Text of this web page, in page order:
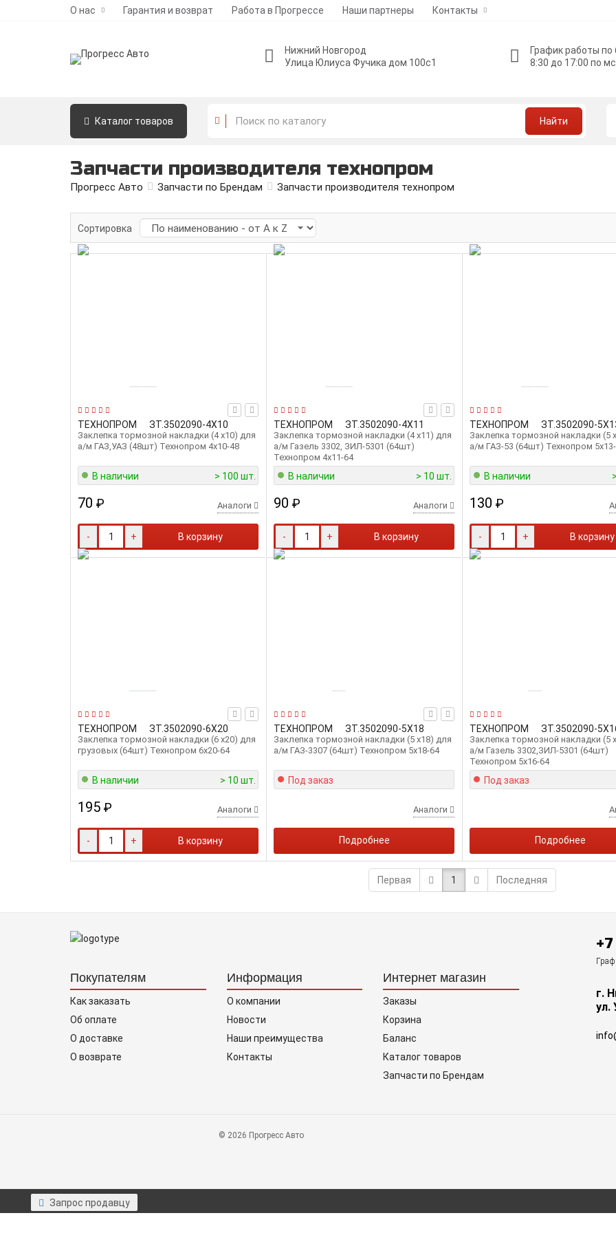
О нас Гарантия и возврат Работа в Прогрессе Наши партнеры Контакты
Нижний Новгород
Улица Юлиуса Фучика дом 100с1
График работы по
8:30 до 17:00 по
Каталог товаров Найти
Запчасти производителя технопром
Прогресс Авто Запчасти по Брендам Запчасти производителя технопром
Сортировка
ТЕХНОПРОМ ЗТ.3502090-4Х10
Заклепка тормозной накладки (4 x10) для
а/м ГАЗ,УАЗ (48шт) Технопром 4х10-48
В наличии > 100 шт.
70 ₽ Аналоги
- + В корзину
ТЕХНОПРОМ ЗТ.3502090-4Х11
Заклепка тормозной накладки (4 х11) для
а/м Газель 3302, ЗИЛ-5301 (64шт)
Технопром 4х11-64
В наличии > 10 шт.
90 ₽ Аналоги
- + В корзину
ТЕХНОПРОМ ЗТ.3502090-
Заклепка тормозной накладки (5
а/м ГАЗ-53 (64шт) Технопром
В наличии
130 ₽
- + В корзину
ТЕХНОПРОМ ЗТ.3502090-6Х20
Заклепка тормозной накладки (6 x20) для
грузовых (64шт) Технопром 6х20-64
В наличии > 10 шт.
195 ₽ Аналоги
- + В корзину
ТЕХНОПРОМ ЗТ.3502090-5Х18
Заклепка тормозной накладки (5 x18) для
а/м ГАЗ-3307 (64шт) Технопром 5х18-64
Под заказ
Аналоги
Подробнее
ТЕХНОПРОМ ЗТ.3502090-
Заклепка тормозной накладки (5
а/м Газель 3302,ЗИЛ-5301 (64шт)
Технопром 5х16-64
Под заказ
Подробнее
Первая 1 Последняя
Покупателям
Как заказать
Об оплате
О доставке
О возврате
Информация
О компании
Новости
Наши преимущества
Контакты
Интернет магазин
Заказы
Корзина
Баланс
Каталог товаров
Запчасти по Брендам
г.
ул.
© 2026 Прогресс Авто
Запрос продавцу